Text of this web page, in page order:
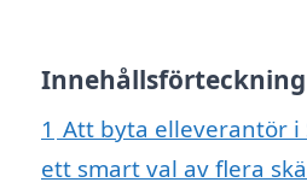
Innehållsförteckning
1 Att byta elleverantör i
ett smart val av flera